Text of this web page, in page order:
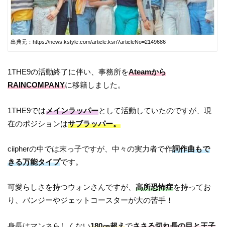
出典元：https://news.kstyle.com/article.ksn?articleNo=2149686
1THE9の活動終了に伴い、事務所をAteamから
RAINCOMPANYに移籍しました。
1THE9ではメインラッパーとして活動していたのですが、現
在のポジションはサブラッパー。
ciipherの中では末っ子ですが、中々の実力者で作詞作曲もで
きる万能タイプです。
可愛らしさを持つウォンさんですが、高所恐怖症を持ってお
り、バンジーやジェットコースターが大の苦手！